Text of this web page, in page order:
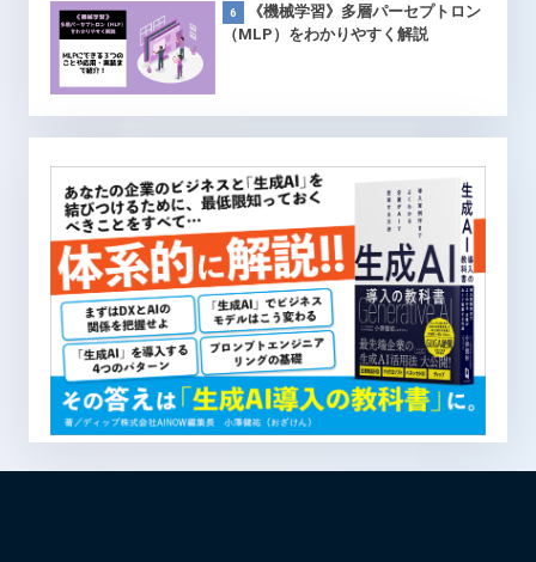
《機械学習》多層パーセプトロン
（MLP）をわかりやすく解説